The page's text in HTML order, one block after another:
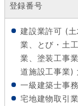
登録番号
建設業許可 (
業、とび・土
業、塗装工事
道施設工事業
一級建築士事
宅地建物取引